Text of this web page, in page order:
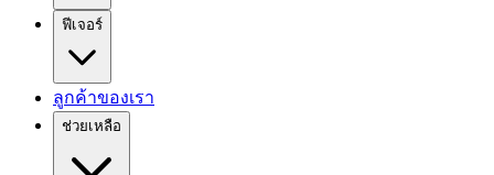
ฟีเจอร์
ลูกค้าของเรา
ช่วยเหลือ